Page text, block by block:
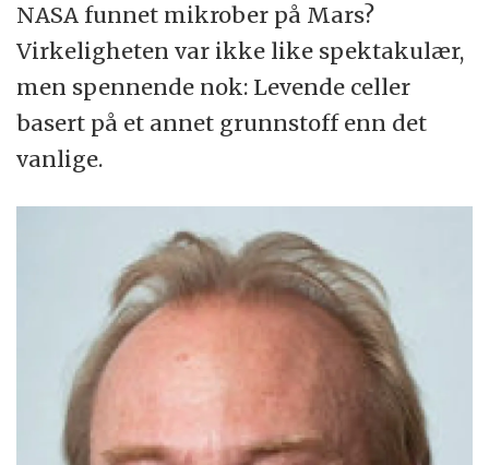
NASA funnet mikrober på Mars?
Virkeligheten var ikke like spektakulær,
men spennende nok: Levende celler
basert på et annet grunnstoff enn det
vanlige.